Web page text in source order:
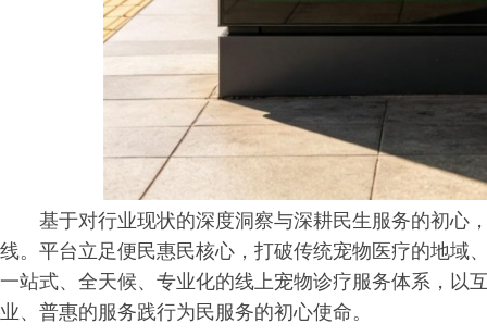
基于对行业现状的深度洞察与深耕民生服务的初心
线。平台立足便民惠民核心，打破传统宠物医疗的地域
一站式、全天候、专业化的线上宠物诊疗服务体系，以
业、普惠的服务践行为民服务的初心使命。